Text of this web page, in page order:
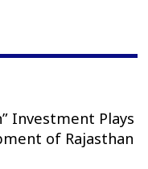
Investment Plays
of Rajasthan